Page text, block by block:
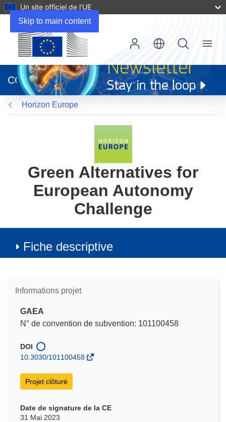
Skip to main content
Un site officiel de l’UE
dans
une
nouvelle
fenêtre)
CORDIS
Menu
Horizon Europe
Green Alternatives for
European Autonomy
Challenge
Fiche descriptive
Informations projet
GAEA
N° de convention de subvention: 101100458
DOI
10.3030/101100458
Projet clôturé
Date de signature de la CE
31 Mai 2023